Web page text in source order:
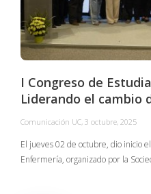
I Congreso de
Liderando el cambio
Comunicación UC, 3 octubre, 2025
El jueves 02 de octubre, dio inicio
Enfermería, organizado por la